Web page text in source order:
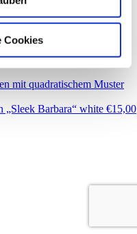
Cookies
„Sleek Barbara“ white €15,00